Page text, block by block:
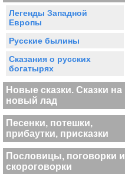
Легенды Западной
Европы
Русские былины
Сказания о русских
богатырях
Новые сказки. Сказки на
новый лад
Песенки, потешки,
прибаутки, присказки
Пословицы, поговорки и
скороговорки